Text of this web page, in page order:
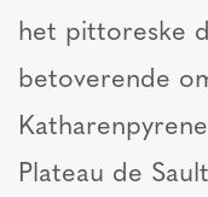
het pittoreske
betoverende
Plateau de